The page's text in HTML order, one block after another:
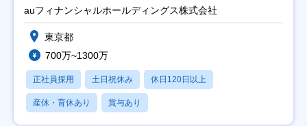
auフィナンシャルホールディングス株式会社
東京都
700万~1300万
正社員採用 土日祝休み 休日120日以上
産休・育休あり 賞与あり